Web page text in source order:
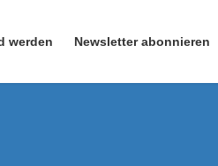
werden Newsletter abonnieren